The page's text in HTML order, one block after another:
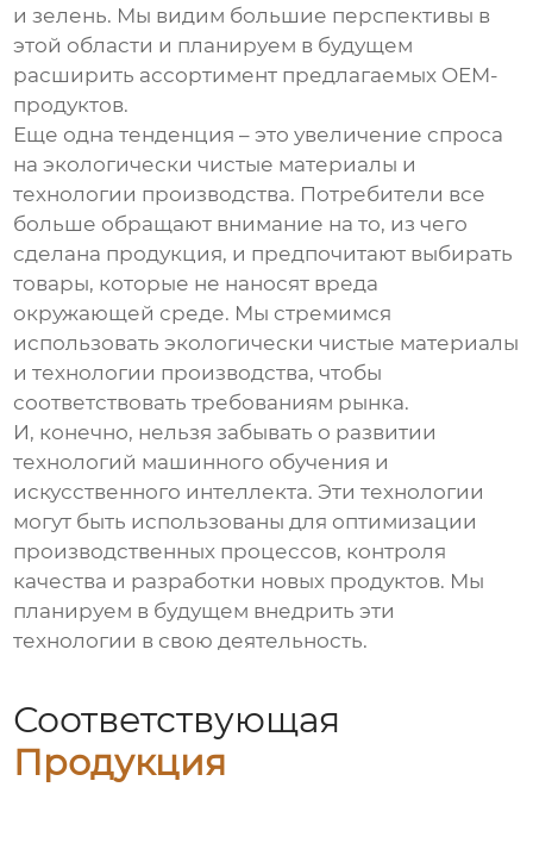
и зелень. Мы видим большие перспективы в
этой области и планируем в будущем
расширить ассортимент предлагаемых OEM-
продуктов.
Еще одна тенденция – это увеличение спроса
на экологически чистые материалы и
технологии производства. Потребители все
больше обращают внимание на то, из чего
сделана продукция, и предпочитают выбирать
товары, которые не наносят вреда
окружающей среде. Мы стремимся
использовать экологически чистые материалы
и технологии производства, чтобы
соответствовать требованиям рынка.
И, конечно, нельзя забывать о развитии
технологий машинного обучения и
искусственного интеллекта. Эти технологии
могут быть использованы для оптимизации
производственных процессов, контроля
качества и разработки новых продуктов. Мы
планируем в будущем внедрить эти
технологии в свою деятельность.
Соответствующая
Продукция